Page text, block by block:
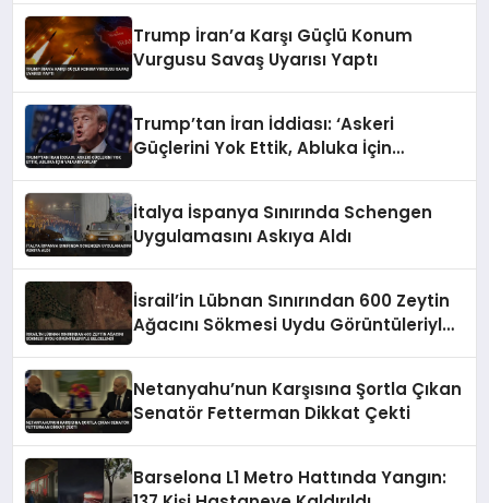
Trump İran’a Karşı Güçlü Konum
Vurgusu Savaş Uyarısı Yaptı
Trump’tan İran İddiası: ‘Askeri
Güçlerini Yok Ettik, Abluka İçin
İtalya İspanya Sınırında Schengen
Uygulamasını Askıya Aldı
İsrail’in Lübnan Sınırından 600 Zeytin
Ağacını Sökmesi Uydu Görüntüleriyle
Netanyahu’nun Karşısına Şortla Çıkan
Senatör Fetterman Dikkat Çekti
Barselona L1 Metro Hattında Yangın: